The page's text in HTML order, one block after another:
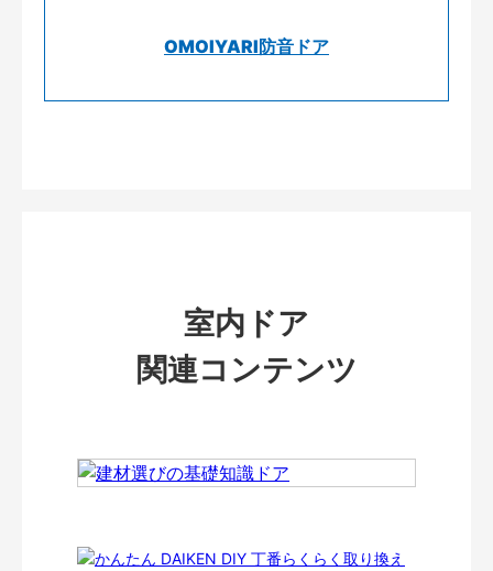
OMOIYARI防音ドア
室内ドア
関連コンテンツ